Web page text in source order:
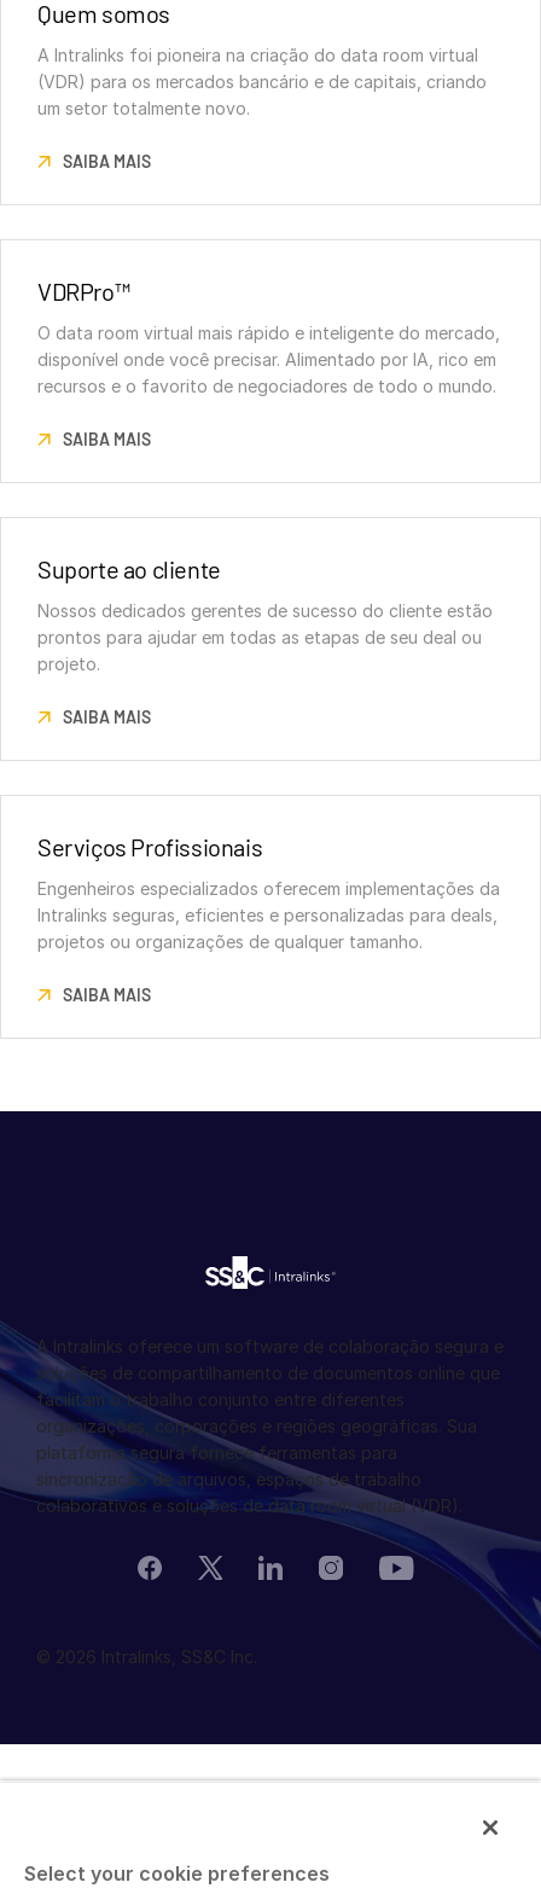
Quem somos
A Intralinks foi pioneira na criação do data room virtual
(VDR) para os mercados bancário e de capitais, criando
um setor totalmente novo.
SAIBA MAIS
VDRPro™
O data room virtual mais rápido e inteligente do mercado,
disponível onde você precisar. Alimentado por IA, rico em
recursos e o favorito de negociadores de todo o mundo.
SAIBA MAIS
Suporte ao cliente
Nossos dedicados gerentes de sucesso do cliente estão
prontos para ajudar em todas as etapas de seu deal ou
projeto.
SAIBA MAIS
Serviços Profissionais
Engenheiros especializados oferecem implementações da
Intralinks seguras, eficientes e personalizadas para deals,
projetos ou organizações de qualquer tamanho.
SAIBA MAIS
A Intralinks oferece um software de colaboração segura e
soluções de compartilhamento de documentos online que
facilitam o trabalho conjunto entre diferentes
organizações, corporações e regiões geográficas. Sua
plataforma segura fornece ferramentas para
sincronização de arquivos, espaços de trabalho
colaborativos e soluções de data room virtual (VDR).
© 2026 Intralinks, SS&C Inc.
Select your cookie preferences